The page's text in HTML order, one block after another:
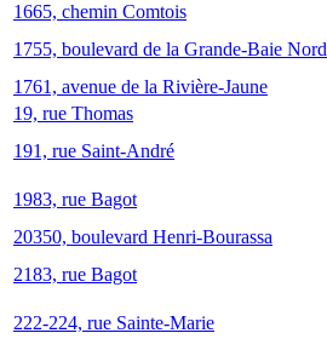
1665, chemin Comtois
1755, boulevard de la Grande-Baie Nord
1761, avenue de la Rivière-Jaune
19, rue Thomas
191, rue Saint-André
1983, rue Bagot
20350, boulevard Henri-Bourassa
2183, rue Bagot
222-224, rue Sainte-Marie